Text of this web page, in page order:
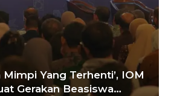
Mimpi Yang Terhenti’, IOM
Gerakan Beasiswa…